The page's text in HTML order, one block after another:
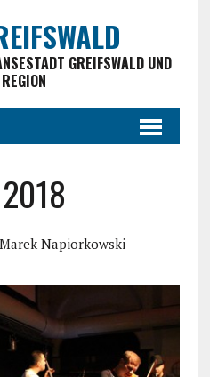
GREIFSWALD UND
Marek Napiorkowski